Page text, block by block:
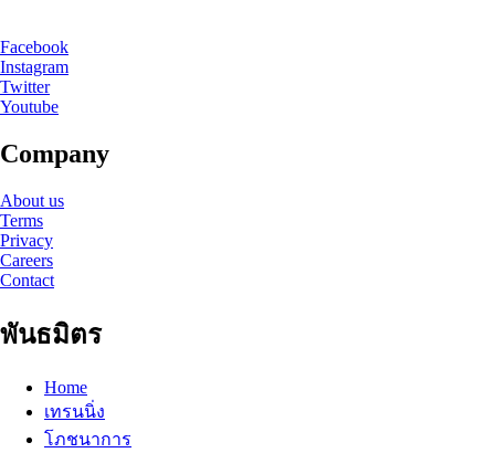
Facebook
Instagram
Twitter
Youtube
Company
About us
Terms
Privacy
Careers
Contact
พันธมิตร
Home
เทรนนิ่ง
โภชนาการ